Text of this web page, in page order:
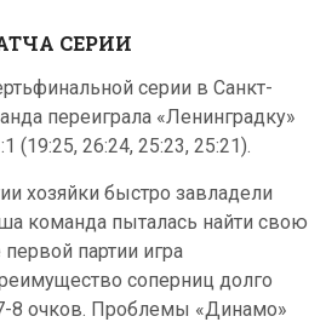
СЕРИИ
серии в Санкт-
переиграла «Ленинградку»
(19:25, 26:24, 25:23, 25:21).
хозяйки быстро завладели
команда пыталась найти свою
партии игра
соперниц долго
8 очков. Проблемы «Динамо»